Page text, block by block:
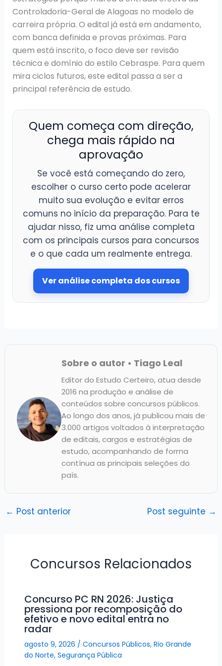
Controladoria-Geral de Alagoas no modelo de
carreira própria. O edital já está em andamento,
com banca definida e provas próximas. Para
quem está inscrito, o foco deve ser revisão
técnica e domínio do estilo Cebraspe. Para quem
mira ciclos futuros, este edital passa a ser a
principal referência de estudo.
Quem começa com direção,
chega mais rápido na
aprovação
Se você está começando do zero,
escolher o curso certo pode acelerar
muito sua evolução e evitar erros
comuns no início da preparação. Para te
ajudar nisso, fiz uma análise completa
com os principais cursos para concursos
e o que cada um realmente entrega.
Ver análise completa dos cursos
Sobre o autor • Tiago Leal
Editor do Estudo Certeiro, atua desde
2016 na produção e análise de
conteúdos sobre concursos públicos.
Ao longo dos anos, já publicou mais de
3.000 artigos voltados à interpretação
de editais, cargos e estratégias de
estudo, acompanhando de forma
contínua as principais seleções do
país.
← Post anterior Post seguinte →
Concursos Relacionados
Concurso PC RN 2026: Justiça
pressiona por recomposição do
efetivo e novo edital entra no
radar
agosto 9, 2026 / Concursos Públicos, Rio Grande
do Norte, Segurança Pública